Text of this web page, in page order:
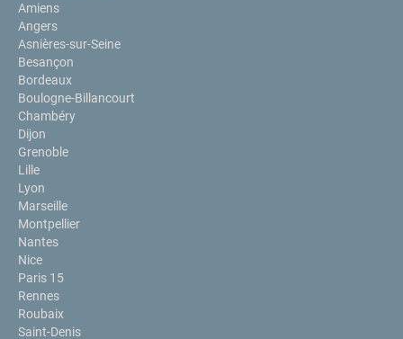
Amiens
Angers
Asnières-sur-Seine
Besançon
Bordeaux
Boulogne-Billancourt
Chambéry
Dijon
Grenoble
Lille
Lyon
Marseille
Montpellier
Nantes
Nice
Paris 15
Rennes
Roubaix
Saint-Denis